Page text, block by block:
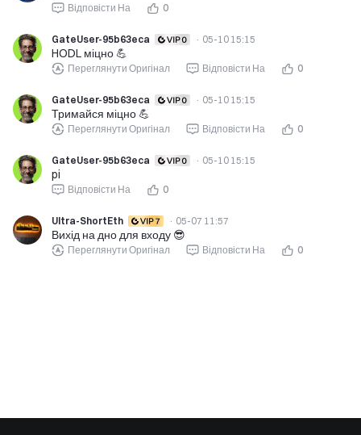
Відповісти На 0
GateUser-95b63eca · 05-10 15:15
HODL міцно 💪
Переглянути Оригінал Відповісти На 0
GateUser-95b63eca · 05-10 15:15
Тримайся міцно 💪
Переглянути Оригінал Відповісти На 0
GateUser-95b63eca · 05-10 15:15
pi
Відповісти На 0
Ultra-ShortEth · 05-07 11:57
Вихід на дно для входу 😎
Переглянути Оригінал Відповісти На 0